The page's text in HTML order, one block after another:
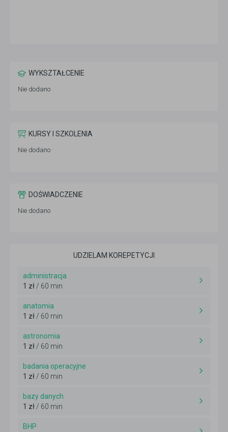
WYKSZTAŁCENIE
Nie dodano
KURSY I SZKOLENIA
Nie dodano
DOŚWIADCZENIE
Nie dodano
UDZIELAM KOREPETYCJI
administracja
1 zł/ 60 min
anatomia
1 zł/ 60 min
astronomia
1 zł/ 60 min
badania operacyjne
1 zł/ 60 min
bazy danych
1 zł/ 60 min
BHP